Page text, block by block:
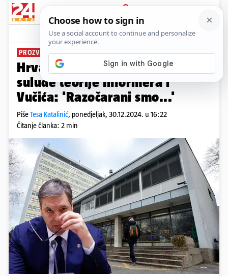
PRIJAVA
News Komentari
PROZVALI IH ŠPIJUNIMA
Hrvatski studenti odgovorili na
sulude teorije Informera i
Vučića: 'Razočarani smo...'
PišeTesa Katalinić, ponedjeljak, 30.12.2024. u 16:22
Čitanje članka: 2 min